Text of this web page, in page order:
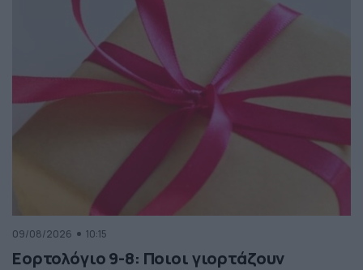
09/08/2026 10:15
Εορτολόγιο 9-8: Ποιοι γιορτάζουν